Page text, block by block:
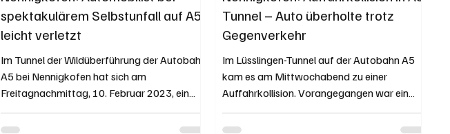
spektakulärem Selbstunfall auf A5
leicht verletzt
Im Tunnel der Wildüberführung der Autobahn
A5 bei Nennigkofen hat sich am
Freitagnachmittag, 10. Februar 2023, ein
Selbstunfall mit einem...
Tunnel – Auto überholte trotz
Gegenverkehr
Im Lüsslingen-Tunnel auf der Autobahn A5
kam es am Mittwochabend zu einer
Auffahrkollision. Vorangegangen war ein
gefährliches...